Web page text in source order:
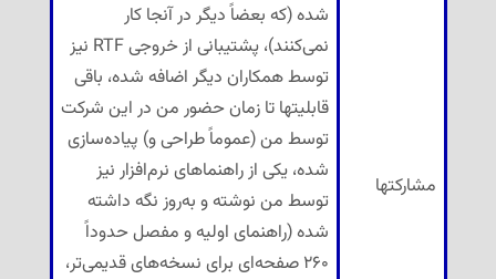
مشارکتها
شده (که بعضاً دیگر در آنجا کار
نمی‌کنند)، پشتیبانی از خروجی RTF نیز
توسط همکاران دیگر اضافه شده، باقی
قابلیتها تا زمان حضور من در این شرکت
توسط من (عموماً طراحی و) پیاده‌سازی
شده، یکی از راهنماهای نرم‌افزار نیز
توسط من نوشته و به‌روز نگه داشته
شده (راهنمای اولیه و مفصل حدوداً
۲۶۰ صفحه‌ای برای نسخه‌های قدیمی‌تر،